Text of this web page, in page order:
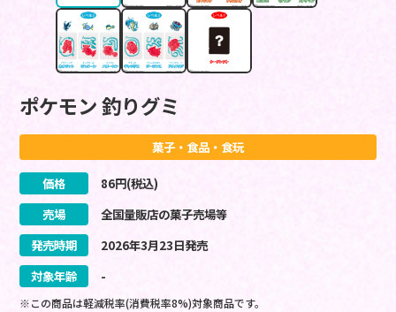
ポケモン 釣りグミ
菓子・食品・食玩
価格 86円(税込)
売場
全国量販店の菓子売場等
発売時期
2026年3月23日発売
対象年齢
-
※この商品は軽減税率(消費税率8%)対象商品です。